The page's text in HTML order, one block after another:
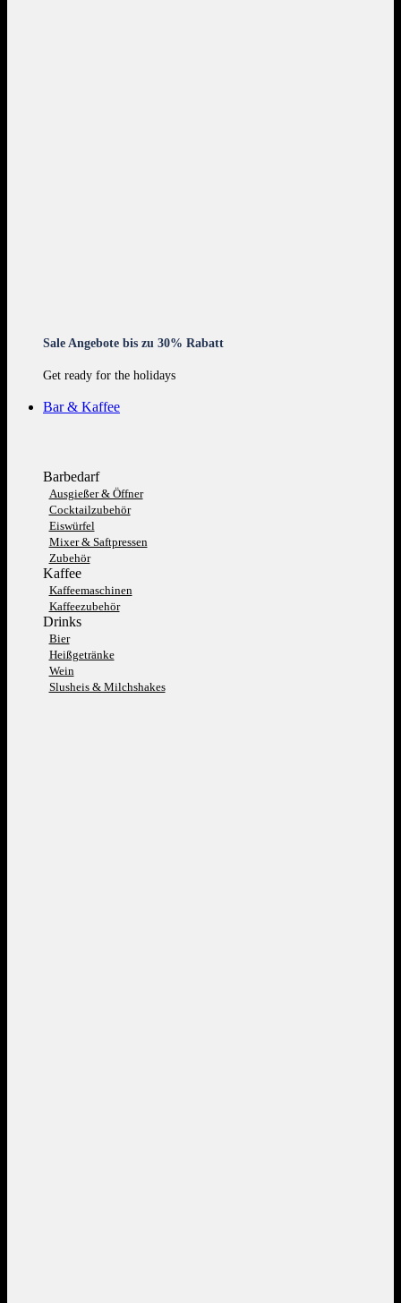
Sale Angebote bis zu 30% Rabatt
Get ready for the holidays
Bar & Kaffee
Barbedarf
Ausgießer & Öffner
Cocktailzubehör
Eiswürfel
Mixer & Saftpressen
Zubehör
Kaffee
Kaffeemaschinen
Kaffeezubehör
Drinks
Bier
Heißgetränke
Wein
Slusheis & Milchshakes